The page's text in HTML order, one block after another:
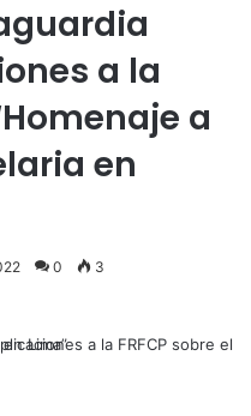
a la
a
en
0 3